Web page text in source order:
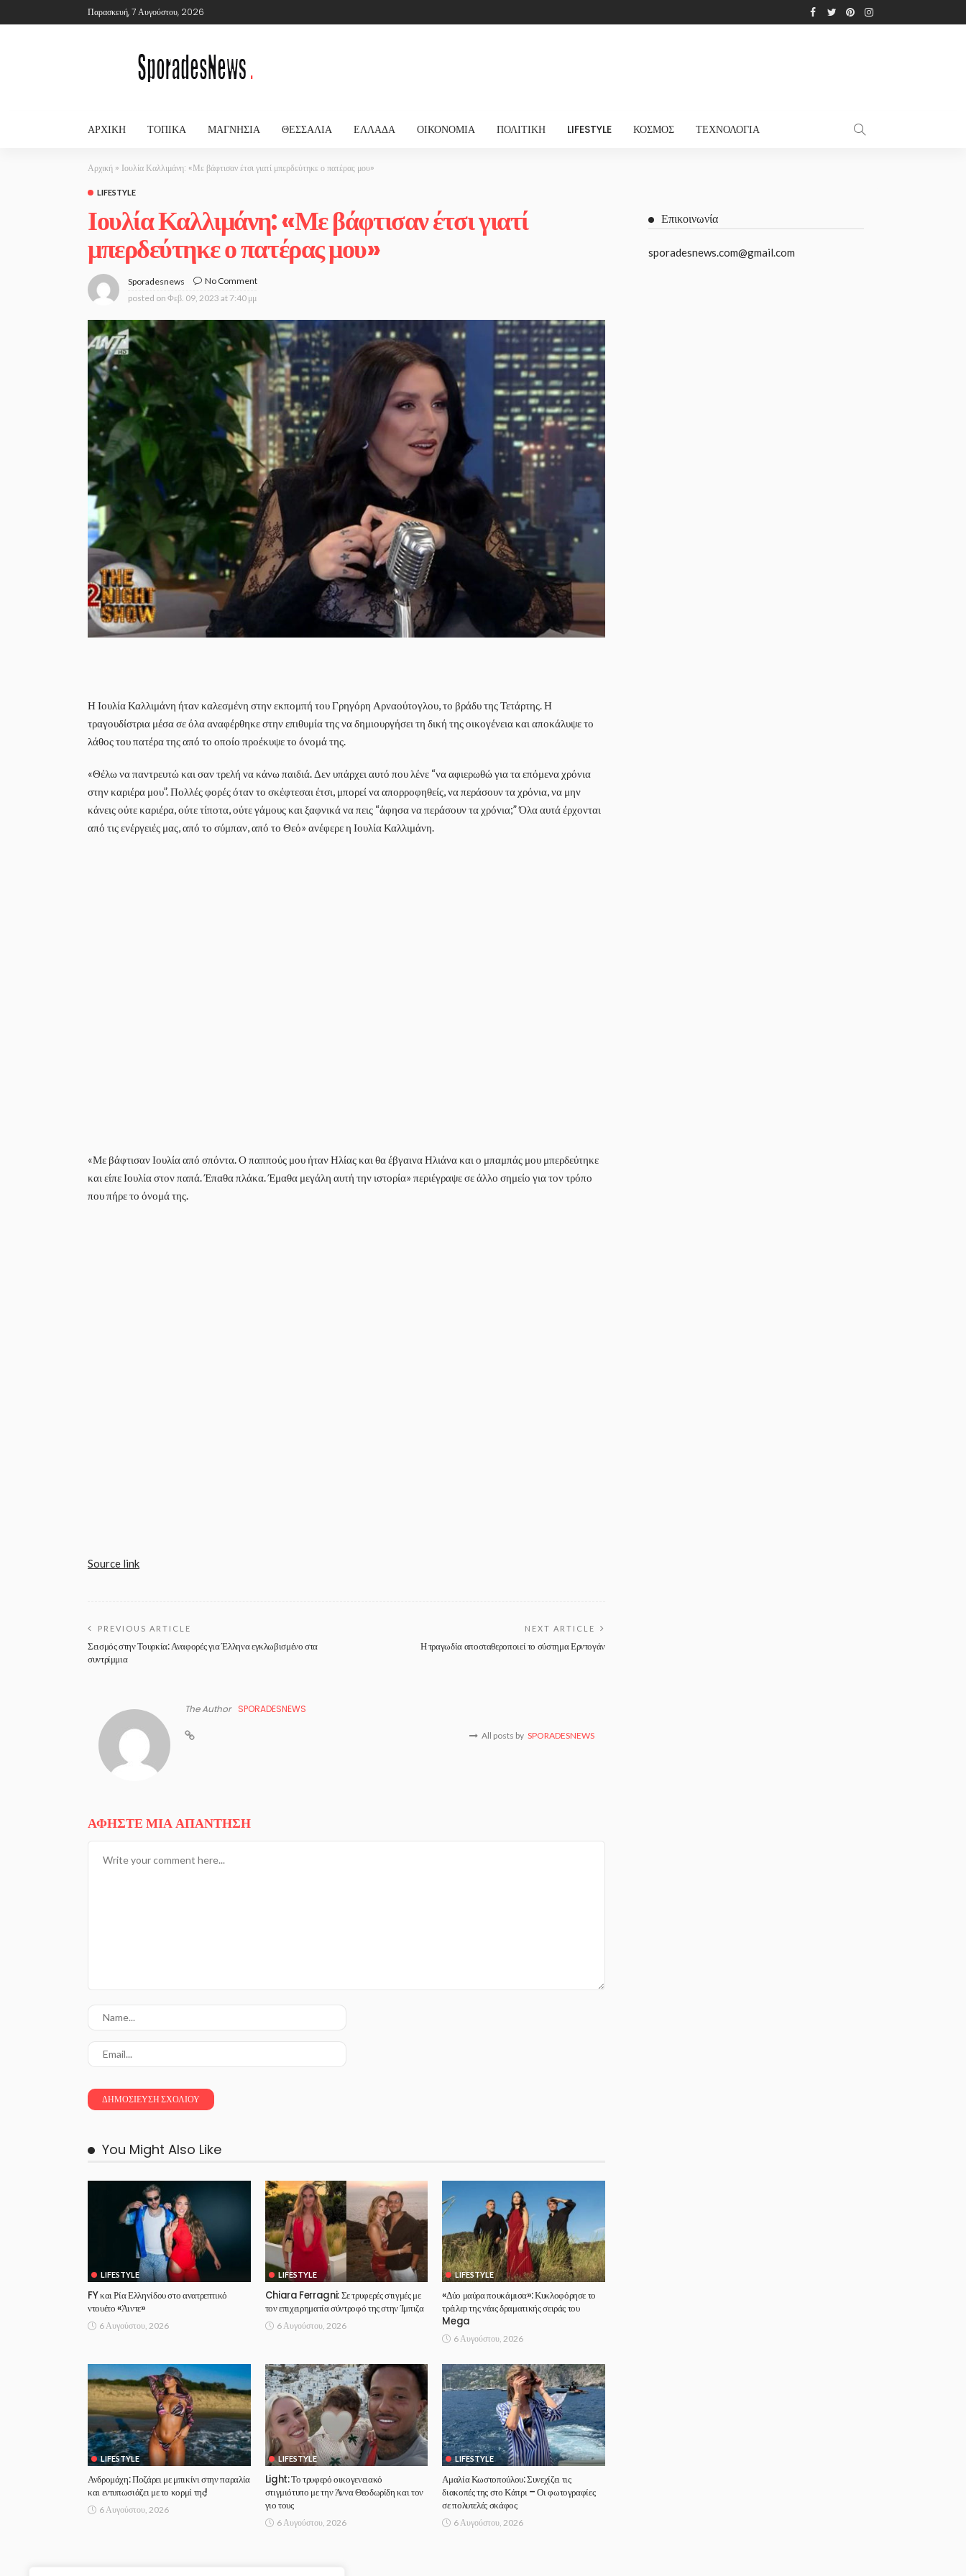
Παρασκευή, 7 Αυγούστου, 2026
ΑΡΧΙΚΉ ΤΟΠΙΚΆ ΜΑΓΝΗΣΊΑ ΘΕΣΣΑΛΊΑ ΕΛΛΆΔΑ ΟΙΚΟΝΟΜΊΑ ΠΟΛΙΤΙΚΉ LIFESTYLE ΚΌΣΜΟΣ ΤΕΧΝΟΛΟΓΊΑ
Αρχική » Ιουλία Καλλιμάνη: «Με βάφτισαν έτσι γιατί μπερδεύτηκε ο πατέρας μου»
LIFESTYLE
Ιουλία Καλλιμάνη: «Με βάφτισαν έτσι γιατί
μπερδεύτηκε ο πατέρας μου»
Sporadesnews
No Comment
posted on Φεβ. 09, 2023 at 7:40 μμ
Η Ιουλία Καλλιμάνη ήταν καλεσμένη στην εκπομπή του Γρηγόρη Αρναούτογλου, το βράδυ της Τετάρτης. Η
τραγουδίστρια μέσα σε όλα αναφέρθηκε στην επιθυμία της να δημιουργήσει τη δική της οικογένεια και αποκάλυψε το
λάθος του πατέρα της από το οποίο προέκυψε το όνομά της.
«Θέλω να παντρευτώ και σαν τρελή να κάνω παιδιά. Δεν υπάρχει αυτό που λένε “να αφιερωθώ για τα επόμενα χρόνια
στην καριέρα μου”. Πολλές φορές όταν το σκέφτεσαι έτσι, μπορεί να απορροφηθείς, να περάσουν τα χρόνια, να μην
κάνεις ούτε καριέρα, ούτε τίποτα, ούτε γάμους και ξαφνικά να πεις “άφησα να περάσουν τα χρόνια;” Όλα αυτά έρχονται
από τις ενέργειές μας, από το σύμπαν, από το Θεό» ανέφερε η Ιουλία Καλλιμάνη.
«Με βάφτισαν Ιουλία από σπόντα. Ο παππούς μου ήταν Ηλίας και θα έβγαινα Ηλιάνα και ο μπαμπάς μου μπερδεύτηκε
και είπε Ιουλία στον παπά. Έπαθα πλάκα. Έμαθα μεγάλη αυτή την ιστορία» περιέγραψε σε άλλο σημείο για τον τρόπο
που πήρε το όνομά της.
Source link
PREVIOUS ARTICLE
Σεισμός στην Τουρκία: Αναφορές για Έλληνα εγκλωβισμένο στα
συντρίμμια
NEXT ARTICLE
Η τραγωδία αποσταθεροποιεί το σύστημα Ερντογάν
The Author SPORADESNEWS
All posts by SPORADESNEWS
ΑΦΉΣΤΕ ΜΙΑ ΑΠΆΝΤΗΣΗ
You Might Also Like
LIFESTYLE
FY και Ρία Ελληνίδου στο ανατρεπτικό
ντουέτο «Άιντε»
6 Αυγούστου, 2026
LIFESTYLE
Chiara Ferragni: Σε τρυφερές στιγμές με
τον επιχειρηματία σύντροφό της στην Ίμπιζα
6 Αυγούστου, 2026
LIFESTYLE
«Δύο μαύρα πουκάμισα»: Κυκλοφόρησε το
τρέιλερ της νέας δραματικής σειράς του
Mega
6 Αυγούστου, 2026
LIFESTYLE
Ανδρομάχη: Ποζάρει με μπικίνι στην παραλία
και εντυπωσιάζει με το κορμί της!
6 Αυγούστου, 2026
LIFESTYLE
Light: Το τρυφερό οικογενειακό
στιγμιότυπο με την Άννα Θεοδωρίδη και τον
γιο τους
6 Αυγούστου, 2026
LIFESTYLE
Αμαλία Κωστοπούλου: Συνεχίζει τις
διακοπές της στο Κάπρι – Οι φωτογραφίες
σε πολυτελές σκάφος
6 Αυγούστου, 2026
Επικοινωνία
sporadesnews.com@gmail.com